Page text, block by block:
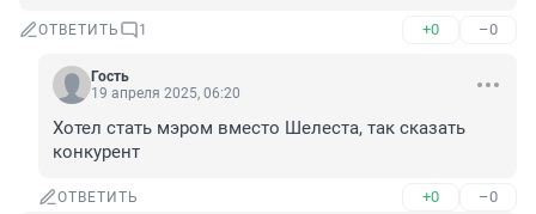
ОТВЕТИТЬ 1 +0 –0
Гость
19 апреля 2025, 06:20
Хотел стать мэром вместо Шелеста, так сказать
конкурент
ОТВЕТИТЬ +0 –0